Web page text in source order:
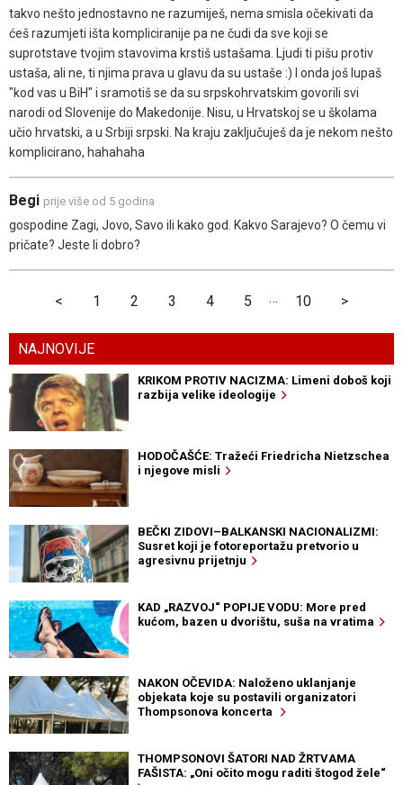
takvo nešto jednostavno ne razumiješ, nema smisla očekivati da
ćeš razumjeti išta kompliciranije pa ne čudi da sve koji se
suprotstave tvojim stavovima krstiš ustašama. Ljudi ti pišu protiv
ustaša, ali ne, ti njima prava u glavu da su ustaše :) I onda još lupaš
"kod vas u BiH" i sramotiš se da su srpskohrvatskim govorili svi
narodi od Slovenije do Makedonije. Nisu, u Hrvatskoj se u školama
učio hrvatski, a u Srbiji srpski. Na kraju zaključuješ da je nekom nešto
komplicirano, hahahaha
Begi prije više od 5 godina
gospodine Zagi, Jovo, Savo ili kako god. Kakvo Sarajevo? O čemu vi
pričate? Jeste li dobro?
< 1 2 3 4 5 … 10 >
NAJNOVIJE
KRIKOM PROTIV NACIZMA: Limeni doboš koji
razbija velike ideologije
HODOČAŠĆE: Tražeći Friedricha Nietzschea
i njegove misli
BEČKI ZIDOVI–BALKANSKI NACIONALIZMI:
Susret koji je fotoreportažu pretvorio u
agresivnu prijetnju
KAD „RAZVOJ“ POPIJE VODU: More pred
kućom, bazen u dvorištu, suša na vratima
NAKON OČEVIDA: Naloženo uklanjanje
objekata koje su postavili organizatori
Thompsonova koncerta
THOMPSONOVI ŠATORI NAD ŽRTVAMA
FAŠISTA: „Oni očito mogu raditi štogod žele“